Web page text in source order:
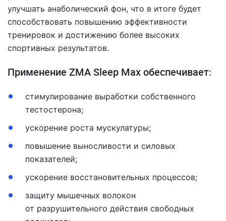
улучшать анаболический фон, что в итоге будет
способствовать повышению эффективности
тренировок и достижению более высоких
спортивных результатов.
Применение ZMA Sleep Max обеспечивает:
стимулирование выработки собственного
тестостерона;
ускорение роста мускулатуры;
повышение выносливости и силовых
показателей;
ускорение восстановительных процессов;
защиту мышечных волокон
от разрушительного действия свободных